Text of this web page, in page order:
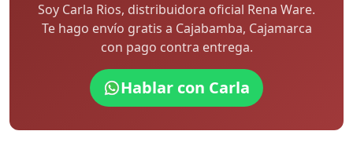
Soy Carla Rios, distribuidora oficial Rena Ware.
Te hago envío gratis a Cajabamba, Cajamarca
con pago contra entrega.
Hablar con Carla